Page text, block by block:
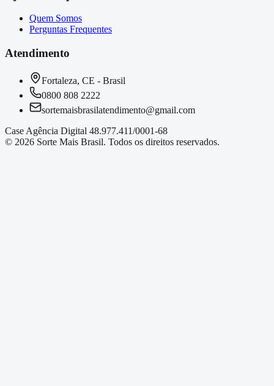
Quem Somos
Perguntas Frequentes
Atendimento
Fortaleza, CE - Brasil
0800 808 2222
sortemaisbrasilatendimento@gmail.com
Case Agência Digital 48.977.411/0001-68
© 2026 Sorte Mais Brasil. Todos os direitos reservados.